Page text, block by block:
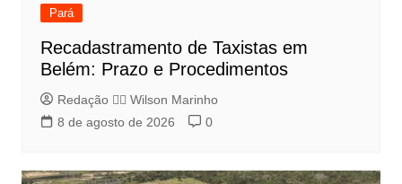
Pará
Recadastramento de Taxistas em
Belém: Prazo e Procedimentos
Redação 👨‍⚖️​ Wilson Marinho
8 de agosto de 2026
0